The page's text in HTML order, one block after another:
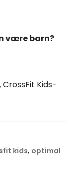
være barn?
Kids-
kids, optimal